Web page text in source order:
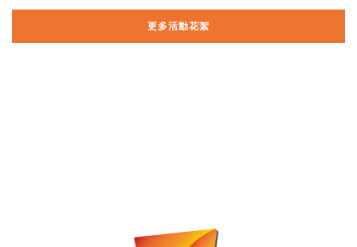
更多活動花絮